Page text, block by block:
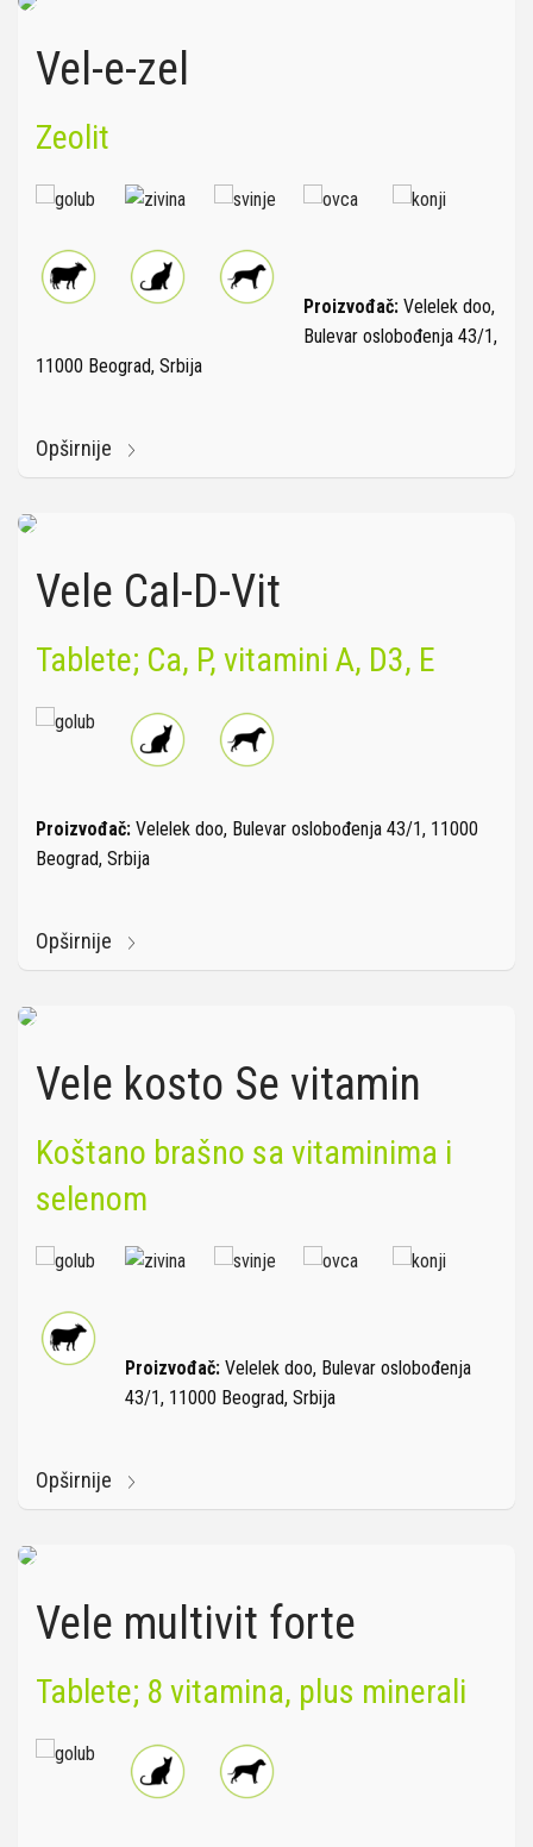
Vel-e-zel
Zeolit
Proizvođač: Velelek doo,
Bulevar oslobođenja 43/1,
11000 Beograd, Srbija
Opširnije
Vele Cal-D-Vit
Tablete; Ca, P, vitamini A, D3, E
Proizvođač: Velelek doo, Bulevar oslobođenja 43/1, 11000
Beograd, Srbija
Opširnije
Vele kosto Se vitamin
Koštano brašno sa vitaminima i
selenom
Proizvođač: Velelek doo, Bulevar oslobođenja
43/1, 11000 Beograd, Srbija
Opširnije
Vele multivit forte
Tablete; 8 vitamina, plus minerali